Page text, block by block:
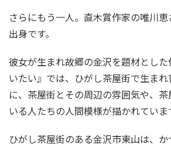
さらにもう一人。直木賞作家の唯川
出身です。
彼女が生まれ故郷の金沢を題材とし
いたい』では、ひがし茶屋街で生ま
に、茶屋街とその周辺の雰囲気や、
いる人たちの人間模様が描かれていま
ひがし茶屋街のある金沢市東山は、